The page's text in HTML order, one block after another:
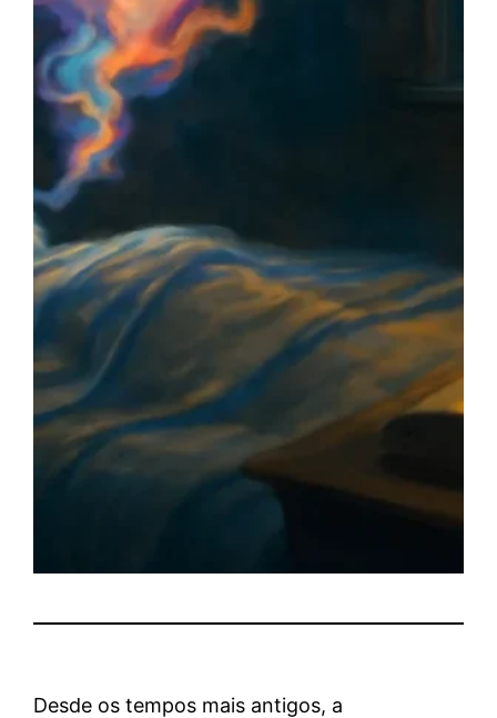
Desde os tempos mais antigos, a